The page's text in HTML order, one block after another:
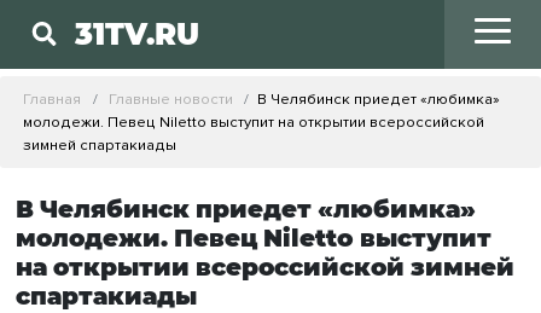
31TV.RU
Главная Главные новости
В Челябинск приедет «любимка»
молодежи. Певец Niletto выступит на открытии всероссийской
зимней спартакиады
В Челябинск приедет «любимка»
молодежи. Певец Niletto выступит
на открытии всероссийской зимней
спартакиады